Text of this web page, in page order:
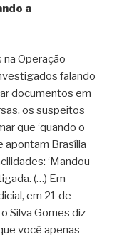
a
Operação
falando
documentos em
os suspeitos
que ‘quando o
apontam Brasília
‘Mandou
(…) Em
em 21 de
Silva Gomes diz
você apenas